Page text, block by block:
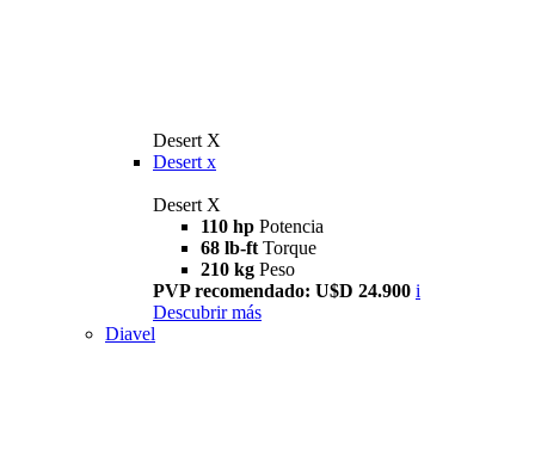
Desert X
Desert x
Desert X
110 hp Potencia
68 lb-ft Torque
210 kg Peso
PVP recomendado: U$D 24.900 i
Descubrir más
Diavel